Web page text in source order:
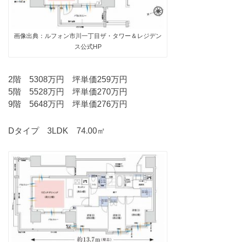
画像出典：ルフォン市川一丁目ザ・タワー＆レジデン
ス公式HP
2階 5308万円 坪単価259万円
5階 5528万円 坪単価270万円
9階 5648万円 坪単価276万円
Dタイプ 3LDK 74.00㎡